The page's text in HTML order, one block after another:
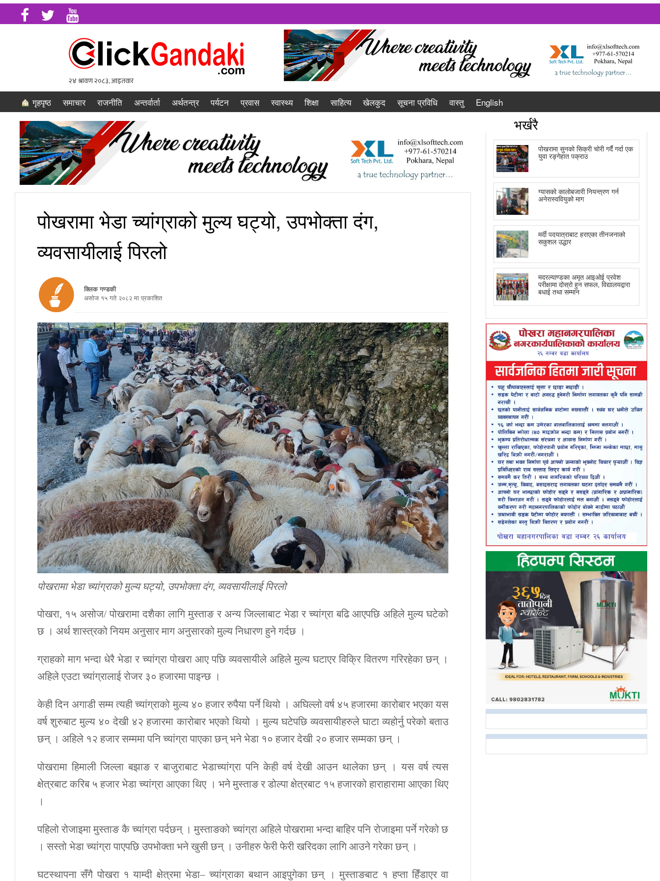
गृहपृष्ठ समाचार राजनीति अन्तर्वार्ता अर्थतन्त्र पर्यटन प्रवास स्वास्थ्य शिक्षा साहित्य खेलकुद सूचना प्रविधि वास्तु English
पोखरामा भेडा च्यांग्राको मुल्य घट्यो, उपभोक्ता दंग,
व्यवसायीलाई पिरलो
क्लिक गण्डकी
असाेज १५ गते २०८२ मा प्रकाशित
पोखरामा भेडा च्यांग्राको मुल्य घट्यो, उपभोक्ता दंग, व्यवसायीलाई पिरलो
पोखरा, १५ असोज/ पोखरामा दशैका लागि मुस्ताङ र अन्य जिल्लाबाट भेडा र च्यांग्रा बढि आएपछि अहिले मुल्य घटेको
छ । अर्थ शास्त्रको नियम अनुसार माग अनुसारको मुल्य निधारण हुने गर्दछ ।
ग्राहको माग भन्दा धेरै भेडा र च्यांग्रा पोखरा आए पछि व्यवसायीले अहिले मुल्य घटाएर विक्रि वितरण गरिरहेका छन् ।
अहिले एउटा च्यांग्रालाई रोजर ३० हजारमा पाइन्छ ।
केही दिन अगाडी सम्म त्यही च्यांग्राको मुल्य ४० हजार रुपैया पर्ने थियो । अघिल्लो वर्ष ४५ हजारमा कारोबार भएका यस
वर्ष शुरुबाट मुल्य ४० देखी ४२ हजारमा कारोबार भएको थियो । मुल्य घटेपछि व्यवसायीहरुले घाटा व्यहोर्नु परेको बताउ
छन् । अहिले १२ हजार सम्ममा पनि च्यांग्रा पाएका छन् भने भेडा १० हजार देखी २० हजार सम्मका छन् ।
पोखरामा हिमाली जिल्ला बझाङ र बाजुराबाट भेडाच्यांग्रा पनि केही वर्ष देखी आउन थालेका छन् । यस वर्ष त्यस
क्षेत्रबाट करिब ५ हजार भेडा च्यांग्रा आएका थिए । भने मुस्ताङ र डोल्पा क्षेत्रबाट १५ हजारको हाराहारामा आएका थिए
।
पहिलो रोजाइमा मुस्ताङ कै च्यांग्रा पर्दछन् । मुस्ताङको च्यांग्रा अहिले पोखरामा भन्दा बाहिर पनि रोजाइमा पर्ने गरेको छ
। सस्तो भेडा च्यांग्रा पाएपछि उपभोक्ता भने खुसी छन् । उनीहरु फेरी फेरी खरिदका लागि आउने गरेका छन् ।
घटस्थापना सँगै पोखरा १ याम्दी क्षेत्रमा भेडा– च्यांग्राका बथान आइपुगेका छन् । मुस्ताङबाट १ हप्ता हिँडाएर वा
भर्खरै
पोखरामा सुनको सिक्री चोरी गर्दै गर्दा एक
युवा रङ्गेहात पक्राउ
ग्यासको कालोबजारी नियन्त्रण गर्न
अनेरास्ववियुको माग
मर्दी पदयात्राबाट हराएका तीनजनाको
सकुशल उद्धार
मदरल्याण्डका अमृत आइओई प्रवेश
परीक्षामा दोस्रो हुन सफल, विद्यालयद्वारा
बधाई तथा सम्मान